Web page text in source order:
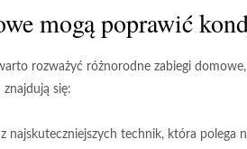
mogą poprawić
rozważyć różnorodne zabiegi
się:
najskuteczniejszych technik, która polega